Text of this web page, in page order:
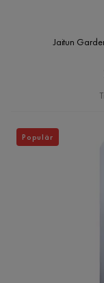
Jaitun
Populär